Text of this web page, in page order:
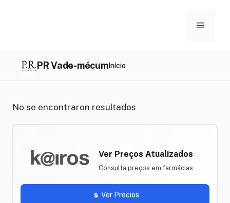
Menu
PR Vade-mécumInício
No se encontraron resultados
Ver Preços Atualizados
Consulta preços em farmácias
Ver Precios